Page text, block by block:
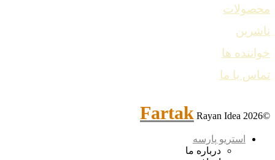
محصولات
ناشرین
خواننده ها
تماس با ما
©2026
FartakRayan Idea
استریو پارسه
درباره ما